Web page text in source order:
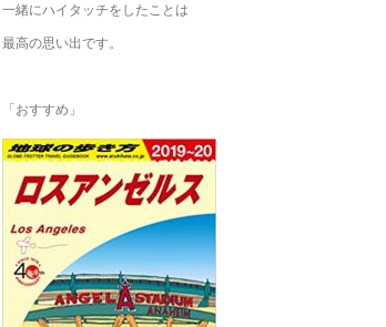
一緒にハイタッチをしたことは
最高の思い出です。
「おすすめ」